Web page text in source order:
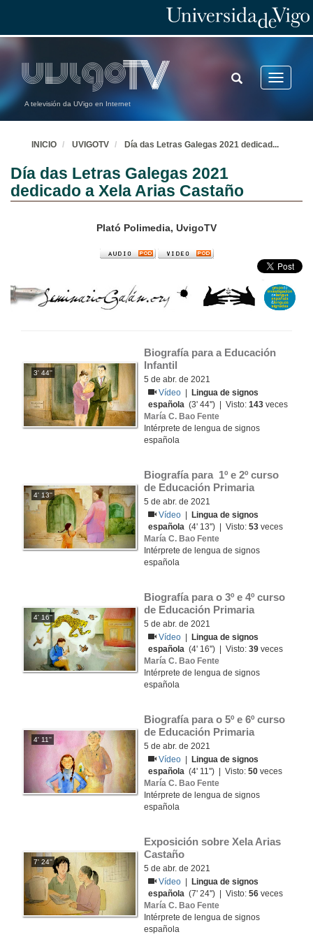
A televisión da UVigo en Internet
Toggle
TOGGLE
SEARCH
INICIO UVIGOTV Día das Letras Galegas 2021 dedicad...
Día das Letras Galegas 2021
dedicado a Xela Arias Castaño
Plató Polimedia, UvigoTV
3' 44''
Biografía para a Educación
Infantil
5 de abr. de 2021
Vídeo
Lingua de signos
española (3' 44'') | Visto:143 veces
María C. Bao Fente
Intérprete de lengua de signos
española
4' 13''
Biografía para  1º e 2º curso
de Educación Primaria
5 de abr. de 2021
Vídeo
Lingua de signos
española (4' 13'') | Visto:53 veces
María C. Bao Fente
Intérprete de lengua de signos
española
4' 16''
Biografía para o 3º e 4º curso
de Educación Primaria
5 de abr. de 2021
Vídeo
Lingua de signos
española (4' 16'') | Visto:39 veces
María C. Bao Fente
Intérprete de lengua de signos
española
4' 11''
Biografía para o 5º e 6º curso
de Educación Primaria
5 de abr. de 2021
Vídeo
Lingua de signos
española (4' 11'') | Visto:50 veces
María C. Bao Fente
Intérprete de lengua de signos
española
7' 24''
Exposición sobre Xela Arias
Castaño
5 de abr. de 2021
Vídeo
Lingua de signos
española (7' 24'') | Visto:56 veces
María C. Bao Fente
Intérprete de lengua de signos
española